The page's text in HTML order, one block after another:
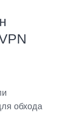
обхода